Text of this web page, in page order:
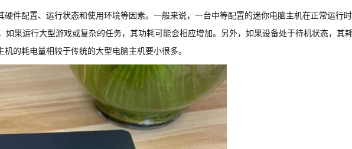
件配置、运行状态和使用环境等因素。一般来说，一台中等配置的迷你电脑主机在正常运行
果运行大型游戏或复杂的任务，其功耗可能会相应增加。另外，如果设备处于待机状态，其
的耗电量相较于传统的大型电脑主机要小很多。